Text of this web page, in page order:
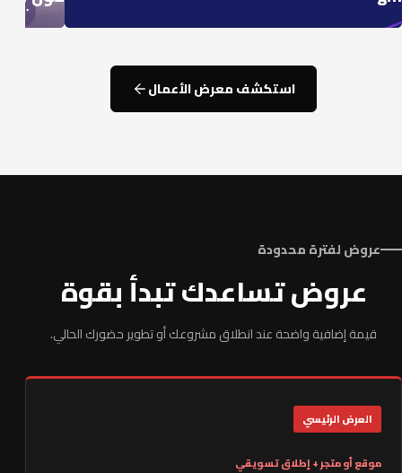
استكشف معرض الأعمال
عروض لفترة محدودة
عروض تساعدك تبدأ بقوة
قيمة إضافية واضحة عند انطلاق مشروعك أو تطوير حضورك الحالي.
العرض الرئيسي
موقع أو متجر + إطلاق تسويقي